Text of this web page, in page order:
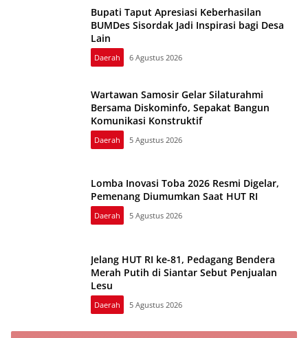
Bupati Taput Apresiasi Keberhasilan
BUMDes Sisordak Jadi Inspirasi bagi Desa
Lain
Daerah 6 Agustus 2026
Wartawan Samosir Gelar Silaturahmi
Bersama Diskominfo, Sepakat Bangun
Komunikasi Konstruktif
Daerah 5 Agustus 2026
Lomba Inovasi Toba 2026 Resmi Digelar,
Pemenang Diumumkan Saat HUT RI
Daerah 5 Agustus 2026
Jelang HUT RI ke-81, Pedagang Bendera
Merah Putih di Siantar Sebut Penjualan
Lesu
Daerah 5 Agustus 2026